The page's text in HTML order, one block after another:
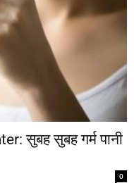
सुबह सुबह गर्म पानी
0